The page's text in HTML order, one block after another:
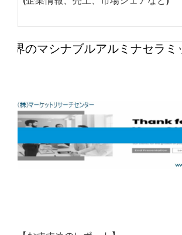
世界のマシナブルアルミナセラ